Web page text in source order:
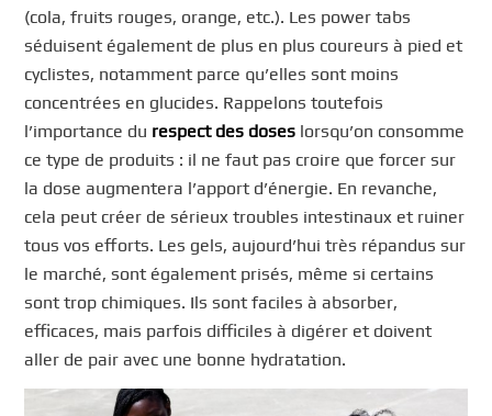
(cola, fruits rouges, orange, etc.). Les power tabs
séduisent également de plus en plus coureurs à pied et
cyclistes, notamment parce qu’elles sont moins
concentrées en glucides. Rappelons toutefois
l’importance du respect des doses lorsqu’on consomme
ce type de produits : il ne faut pas croire que forcer sur
la dose augmentera l’apport d’énergie. En revanche,
cela peut créer de sérieux troubles intestinaux et ruiner
tous vos efforts. Les gels, aujourd’hui très répandus sur
le marché, sont également prisés, même si certains
sont trop chimiques. Ils sont faciles à absorber,
efficaces, mais parfois difficiles à digérer et doivent
aller de pair avec une bonne hydratation.